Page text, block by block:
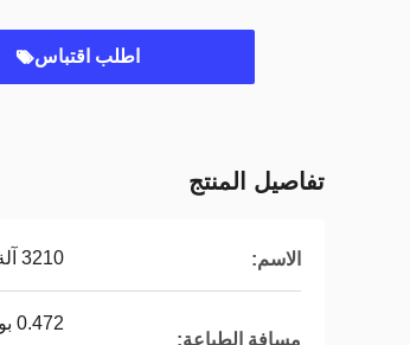
اطلب اقتباس
تفاصيل المنتج
الاسم: 3210 آلة الترميز بالليزر
مسافة الطباعة: